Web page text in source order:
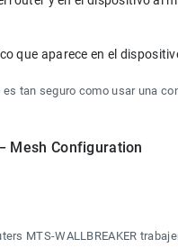
tan seguro como usar una
Mesh Configuration
MTS-WALLBREAKER